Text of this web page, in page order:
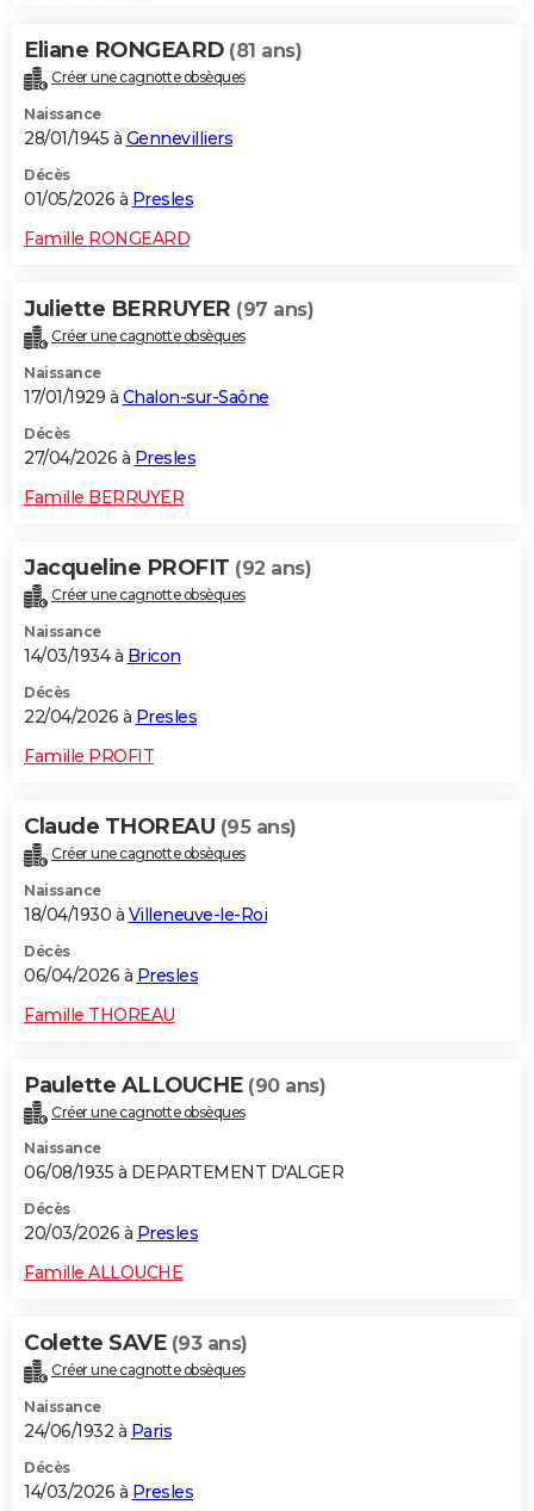
Eliane RONGEARD (81 ans)
Créer une cagnotte obsèques
Naissance
28/01/1945 à Gennevilliers
Décès
01/05/2026 à Presles
Famille RONGEARD
Juliette BERRUYER (97 ans)
Créer une cagnotte obsèques
Naissance
17/01/1929 à Chalon-sur-Saône
Décès
27/04/2026 à Presles
Famille BERRUYER
Jacqueline PROFIT (92 ans)
Créer une cagnotte obsèques
Naissance
14/03/1934 à Bricon
Décès
22/04/2026 à Presles
Famille PROFIT
Claude THOREAU (95 ans)
Créer une cagnotte obsèques
Naissance
18/04/1930 à Villeneuve-le-Roi
Décès
06/04/2026 à Presles
Famille THOREAU
Paulette ALLOUCHE (90 ans)
Créer une cagnotte obsèques
Naissance
06/08/1935 à DEPARTEMENT D'ALGER
Décès
20/03/2026 à Presles
Famille ALLOUCHE
Colette SAVE (93 ans)
Créer une cagnotte obsèques
Naissance
24/06/1932 à Paris
Décès
14/03/2026 à Presles